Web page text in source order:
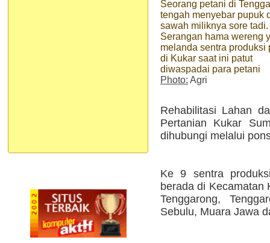
Seorang petani di
tengah menyebar pupuk
sawah miliknya sore tadi.
Serangan hama wereng
melanda sentra produksi
di Kukar saat ini patut
diwaspadai para petani
Photo: Agri
Rehabilitasi Lahan
Pertanian Kukar
dihubungi melalui
Ke 9 sentra
berada di Kecamatan
Tenggarong,
Sebulu, Muara Jawa